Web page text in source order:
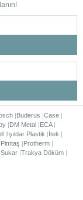
Buderus Case
DM Metal ECA
Işıldar Plastik
İtek
Pimtaş
Protherm
Sukar Trakya Döküm